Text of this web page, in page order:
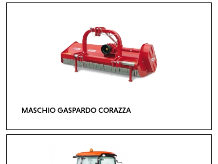
MASCHIO GASPARDO CORAZZA